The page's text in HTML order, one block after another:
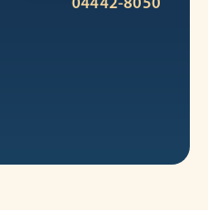
04442-8050